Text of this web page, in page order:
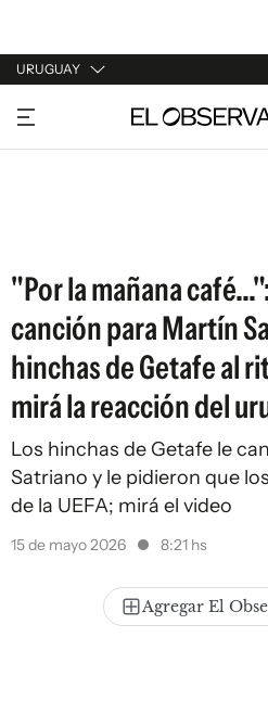
URUGUAY
URUGUAY
ARGENTINA
"Por la mañana
canción para Martín
hinchas de Getafe al
mirá la reacción del
Los hinchas de Getafe le
Satriano y le pidieron que
de la UEFA; mirá el video
15 de mayo 2026 8:21 hs
Agregar El